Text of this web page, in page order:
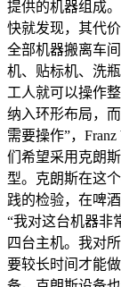
提供的机器组成
快就发现，其代
全部机器搬离车
机、贴标机、洗
工人就可以操作
纳入环形布局，
需要操作”，
们希望采用克朗
型。克朗斯在这
践的检验，在啤
“我对这台机器非
四台主机。我对
要较长时间才能